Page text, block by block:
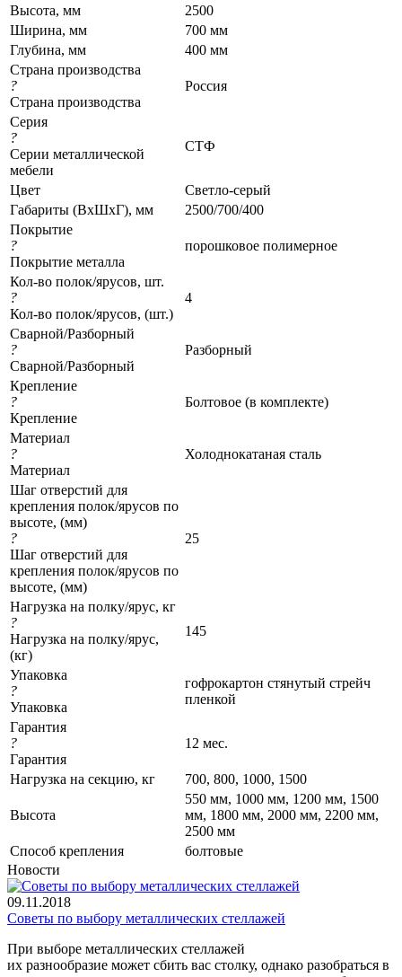
Высота, мм
2500
Ширина, мм
700 мм
Глубина, мм
400 мм
Страна производства
?
Страна производства
Россия
Серия
?
Серии металлической
мебели
СТФ
Цвет
Светло-серый
Габариты (ВхШхГ), мм
2500/700/400
Покрытие
?
Покрытие металла
порошковое полимерное
Кол-во полок/ярусов, шт.
?
Кол-во полок/ярусов, (шт.)
4
Сварной/Разборный
?
Сварной/Разборный
Разборный
Крепление
?
Крепление
Болтовое (в комплекте)
Материал
?
Материал
Холоднокатаная сталь
Шаг отверстий для
крепления полок/ярусов по
высоте, (мм)
?
Шаг отверстий для
крепления полок/ярусов по
высоте, (мм)
25
Нагрузка на полку/ярус, кг
?
Нагрузка на полку/ярус,
(кг)
145
Упаковка
?
Упаковка
гофрокартон стянутый стрейч
пленкой
Гарантия
?
Гарантия
12 мес.
Нагрузка на секцию, кг 700, 800, 1000, 1500
Высота
550 мм, 1000 мм, 1200 мм, 1500
мм, 1800 мм, 2000 мм, 2200 мм,
2500 мм
Cпособ крепления
болтовые
Новости
09.11.2018
Советы по выбору металлических стеллажей
При выборе металлических стеллажей
их разнообразие может сбить вас столку, однако разобраться в